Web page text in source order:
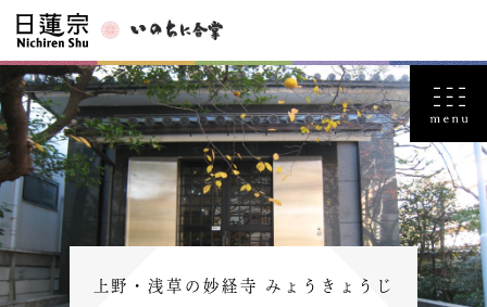
上野・浅草の妙経寺 みょうきょうじ